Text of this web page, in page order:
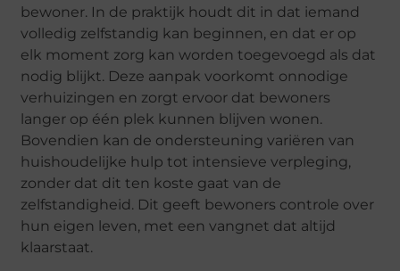
bewoner. In de praktijk houdt dit in dat iemand
volledig zelfstandig kan beginnen, en dat er op
elk moment zorg kan worden toegevoegd als dat
nodig blijkt. Deze aanpak voorkomt onnodige
verhuizingen en zorgt ervoor dat bewoners
langer op één plek kunnen blijven wonen.
Bovendien kan de ondersteuning variëren van
huishoudelijke hulp tot intensieve verpleging,
zonder dat dit ten koste gaat van de
zelfstandigheid. Dit geeft bewoners controle over
hun eigen leven, met een vangnet dat altijd
klaarstaat.